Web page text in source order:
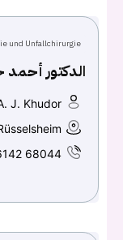
und Unfallchirurgie
الدكتور
J. Khudor
68044